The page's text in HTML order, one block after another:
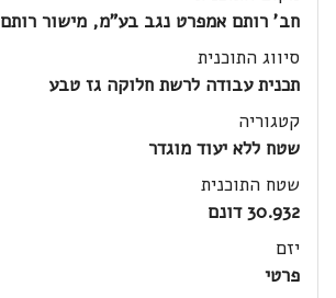
חב' רותם אמפרט נגב בע"מ, מישור רותם
סיווג התוכנית
תכנית עבודה לרשת חלוקה גז טבע
קטגוריה
שטח ללא יעוד מוגדר
שטח התוכנית
30.932 דונם
יזם
פרטי